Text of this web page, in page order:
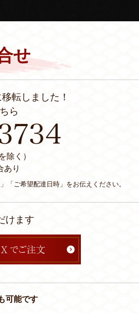
せ
転しました！
ら
除く）
あり
「ご希望配達日時」をお伝えください。
けます
可能です